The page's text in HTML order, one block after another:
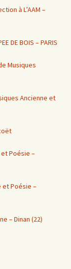
à L’AAM –
DE BOIS – PARIS
Musiques
Ancienne et
Poésie –
et Poésie –
– Dinan (22)